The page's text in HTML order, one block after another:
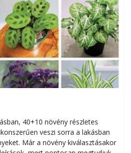
40+10 növény részletes
veszi sorra a lakásban
Már a növény kiválasztásakor